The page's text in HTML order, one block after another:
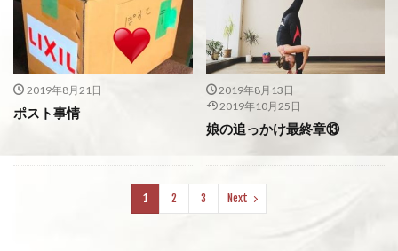
2019年8月21日
ポスト事情
2019年8月13日
2019年10月25日
娘の追っかけ最終章⑬
1 2 3 Next